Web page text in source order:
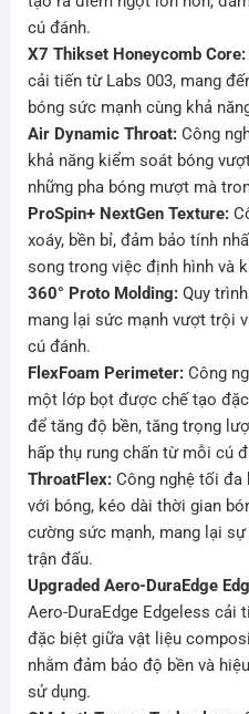
cú đánh.
X7 Thikset Honeycomb Core:
cải tiến từ Labs 003, mang
bóng sức mạnh cùng khả
Air Dynamic Throat:Công
khả năng kiểm soát bóng
những pha bóng mượt mà
ProSpin+ NextGen Texture:
xoáy, bền bỉ, đảm bảo tính
song trong việc định hình và
360° Proto Molding:Quy
mang lại sức mạnh vượt trội
cú đánh.
FlexFoam Perimeter:Công
một lớp bọt được chế tạo
để tăng độ bền, tăng trọng
hấp thụ rung chấn từ mỗi cú
ThroatFlex:Công nghệ tối đa
với bóng, kéo dài thời gian
cường sức mạnh, mang lại
trận đấu.
Upgraded Aero-DuraEdge
Aero-DuraEdge Edgeless
đặc biệt giữa vật liệu
nhằm đảm bảo độ bền và
sử dụng.